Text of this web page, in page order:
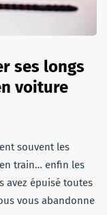
ses longs
voiture
souvent les
train… enfin les
avez épuisé toutes
vous abandonne